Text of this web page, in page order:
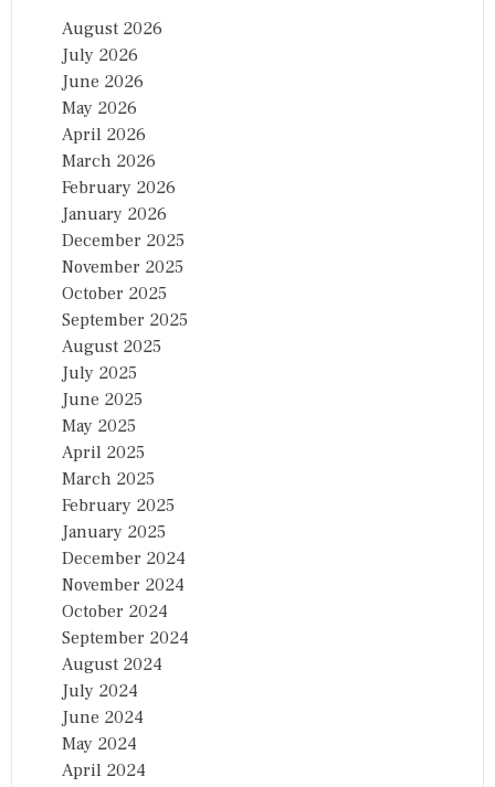
August 2026
July 2026
June 2026
May 2026
April 2026
March 2026
February 2026
January 2026
December 2025
November 2025
October 2025
September 2025
August 2025
July 2025
June 2025
May 2025
April 2025
March 2025
February 2025
January 2025
December 2024
November 2024
October 2024
September 2024
August 2024
July 2024
June 2024
May 2024
April 2024